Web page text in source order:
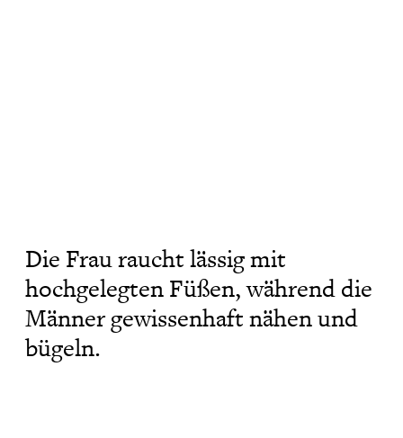
Die Frau raucht lässig mit
hochgelegten Füßen, während die
Männer gewissenhaft nähen und
bügeln.